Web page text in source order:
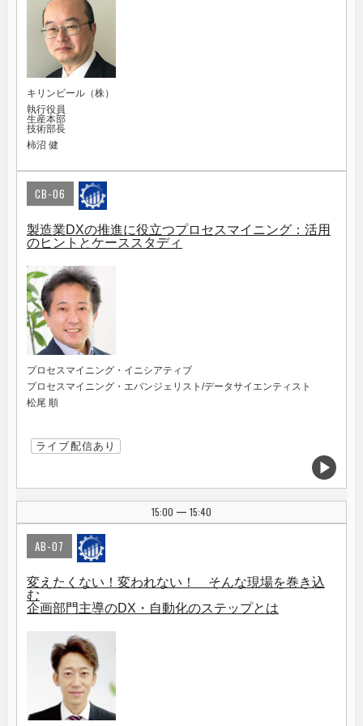
キリンビール（株）
執行役員
生産本部
技術部長
柿沼 健
CB-06
製造業DXの推進に役立つプロセスマイニング：活用
のヒントとケーススタディ
プロセスマイニング・イニシアティブ
プロセスマイニング・エバンジェリスト/データサイエンティスト
松尾 順
ライブ配信あり
15:00 | 15:40
AB-07
変えたくない！変われない！ そんな現場を巻き込
む
企画部門主導のDX・自動化のステップとは